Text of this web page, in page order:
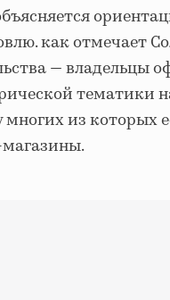
как отмечает
— владельцы
тематики
из которых